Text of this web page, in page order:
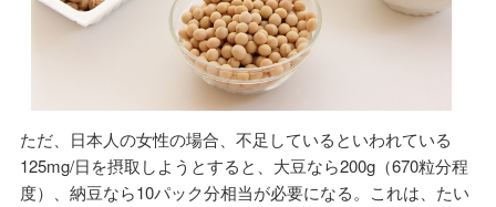
ただ、日本人の女性の場合、不足しているといわれている
125mg/日を摂取しようとすると、大豆なら200g（670粒分程
度）、納豆なら10パック分相当が必要になる。これは、たい